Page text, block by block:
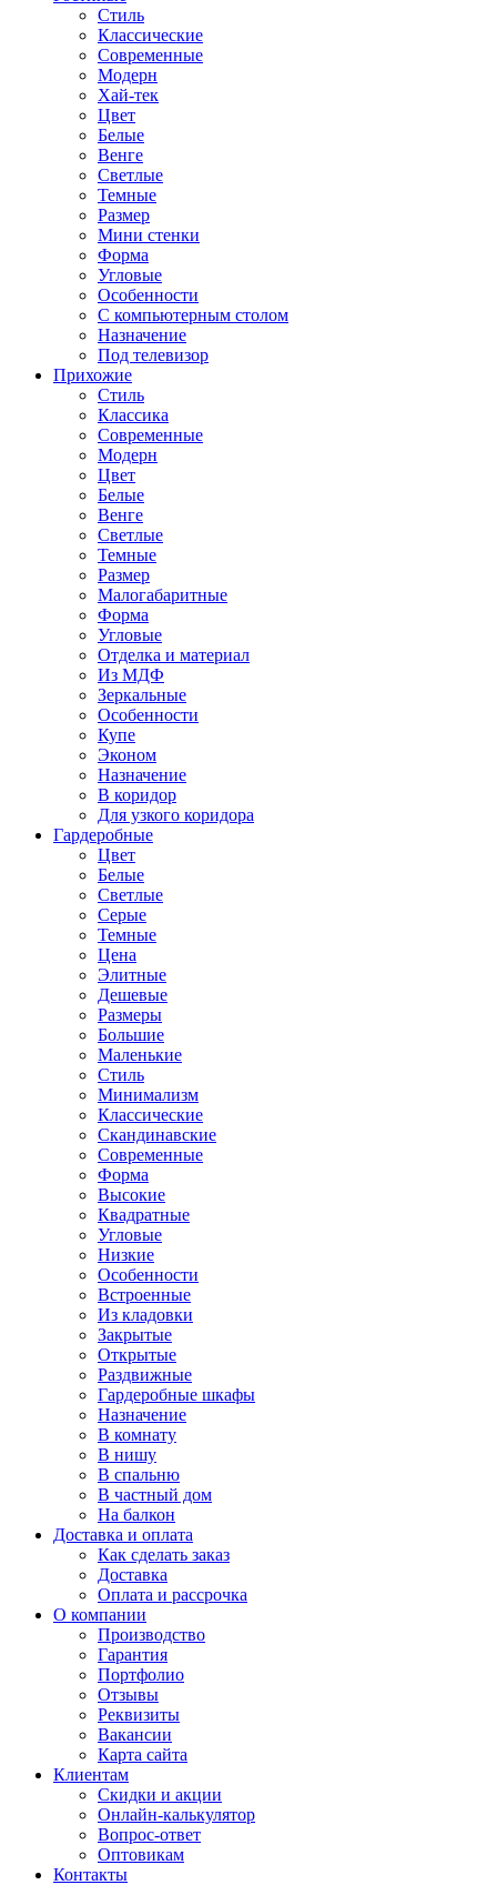
Стиль
Классические
Современные
Модерн
Хай-тек
Цвет
Белые
Венге
Светлые
Темные
Размер
Мини стенки
Форма
Угловые
Особенности
С компьютерным столом
Назначение
Под телевизор
Прихожие
Стиль
Классика
Современные
Модерн
Цвет
Белые
Венге
Светлые
Темные
Размер
Малогабаритные
Форма
Угловые
Отделка и материал
Из МДФ
Зеркальные
Особенности
Купе
Эконом
Назначение
В коридор
Для узкого коридора
Гардеробные
Цвет
Белые
Светлые
Серые
Темные
Цена
Элитные
Дешевые
Размеры
Большие
Маленькие
Стиль
Минимализм
Классические
Скандинавские
Современные
Форма
Высокие
Квадратные
Угловые
Низкие
Особенности
Встроенные
Из кладовки
Закрытые
Открытые
Раздвижные
Гардеробные шкафы
Назначение
В комнату
В нишу
В спальню
В частный дом
На балкон
Доставка и оплата
Как сделать заказ
Доставка
Оплата и рассрочка
О компании
Производство
Гарантия
Портфолио
Отзывы
Реквизиты
Вакансии
Карта сайта
Клиентам
Скидки и акции
Онлайн-калькулятор
Вопрос-ответ
Оптовикам
Контакты